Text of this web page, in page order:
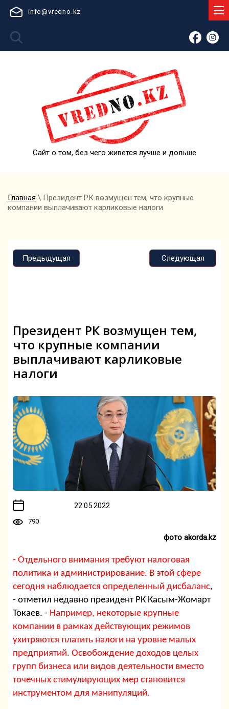
info@vredno.kz
Сайт о том, без чего живется лучше и дольше
Главная \ Президент РК возмущен тем, что крупные
компании выплачивают карликовые налоги
Предыдущая Следующая
Президент РК возмущен тем,
что крупные компании
выплачивают карликовые
налоги
22.05.2022
790
фото akorda.kz
- Отдельного внимания требуют налоговая
политика и администрирование. В этой сфере
сегодня наблюдается определенный дисбаланс,
- отметил недавно президент РК Касым-Жомарт
Токаев. - Например, некоторые крупные
компании в рамках действующих режимов
ухитряются платить налоги на уровне малых
предприятий. Освобождение доходов целых
групп бизнеса или видов деятельности вместо
точечных стимулирующих мер становится
инструментом для манипуляций.